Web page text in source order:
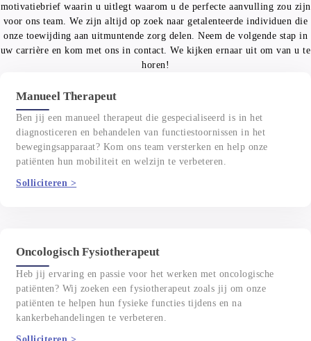
motivatiebrief waarin u uitlegt waarom u de perfecte aanvulling zou zijn
voor ons team. We zijn altijd op zoek naar getalenteerde individuen die
onze toewijding aan uitmuntende zorg delen. Neem de volgende stap in
uw carrière en kom met ons in contact. We kijken ernaar uit om van u te
horen!
Manueel Therapeut
Ben jij een manueel therapeut die gespecialiseerd is in het
diagnosticeren en behandelen van functiestoornissen in het
bewegingsapparaat? Kom ons team versterken en help onze
patiënten hun mobiliteit en welzijn te verbeteren.
Solliciteren >
Oncologisch Fysiotherapeut
Heb jij ervaring en passie voor het werken met oncologische
patiënten? Wij zoeken een fysiotherapeut zoals jij om onze
patiënten te helpen hun fysieke functies tijdens en na
kankerbehandelingen te verbeteren.